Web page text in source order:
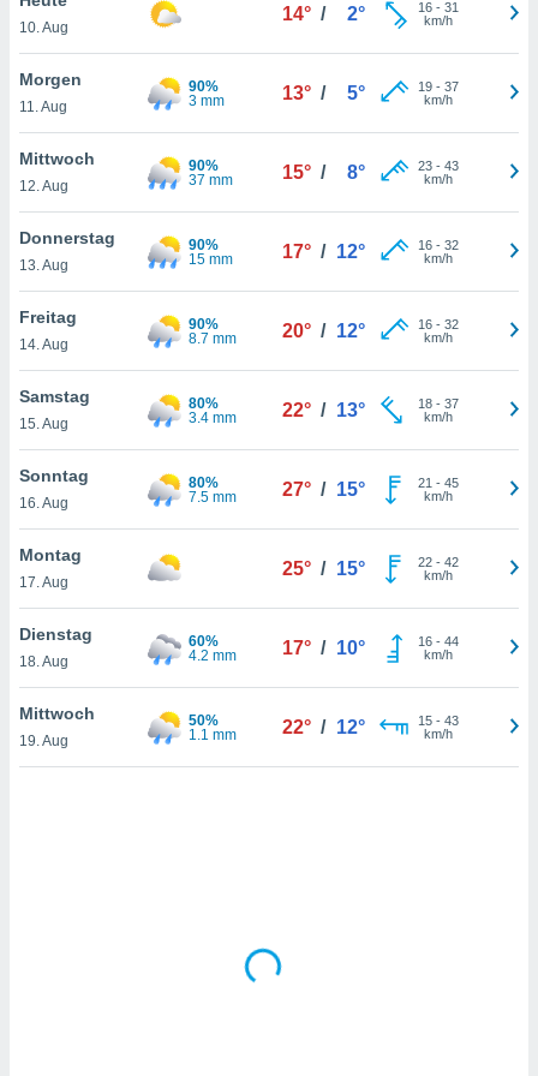
oder
Partner
es uns
das
der
Profil zu
Ihnen
finden
. Sie
jederzeit
Rand
10. Aug
14° / 2° 16- 31
km/h
Morgen
11. Aug
90%
3 mm
13° / 5° 19- 37
km/h
Mittwoch
12. Aug
90%
37 mm
15° / 8° 23- 43
km/h
Donnerstag
13. Aug
90%
15 mm
17° / 12° 16- 32
km/h
Freitag
14. Aug
90%
8.7 mm
20° / 12° 16- 32
km/h
Samstag
15. Aug
80%
3.4 mm
22° / 13° 18- 37
km/h
Sonntag
16. Aug
80%
7.5 mm
27° / 15° 21 - 45
km/h
Montag
17. Aug
25° / 15° 22- 42
km/h
Dienstag
18. Aug
60%
4.2 mm
17° / 10° 16- 44
km/h
Mittwoch
19. Aug
50%
1.1 mm
22° / 12° 15- 43
km/h